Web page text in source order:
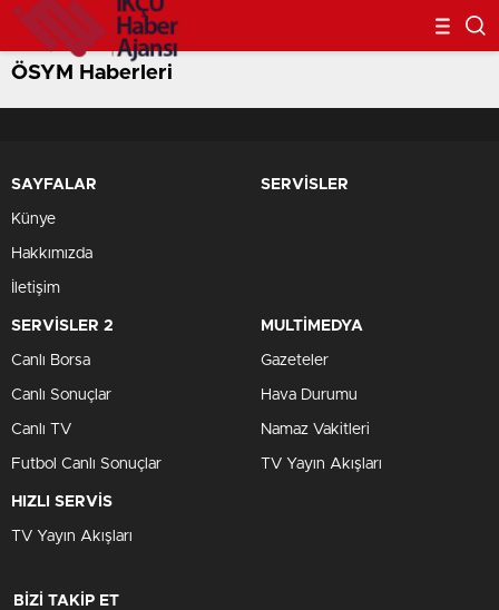
ÖSYM Haberleri
SAYFALAR
Künye
Hakkımızda
İletişim
SERVİSLER
SERVİSLER 2
Canlı Borsa
Canlı Sonuçlar
Canlı TV
Futbol Canlı Sonuçlar
MULTİMEDYA
Gazeteler
Hava Durumu
Namaz Vakitleri
TV Yayın Akışları
HIZLI SERVİS
TV Yayın Akışları
BİZİ TAKİP ET